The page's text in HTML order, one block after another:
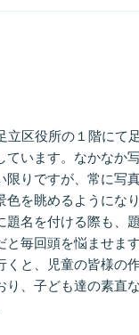
立区役所の１階にて
ています。なかなか
限りですが、常に写
色を眺めるようにな
題名を付ける際も、
と毎回頭を悩ませま
くと、児童の皆様の
り、子ども達の素直